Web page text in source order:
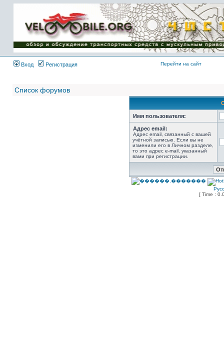
Имя пользователя:
Пароль:
{ LOG_ME_IN_SHORT
}
Вход
Регистрация Перейти на сайт
Список форумов
Имя пользователя:
Адрес email:
Адрес email, связанный с вашей
учётной записью. Если вы не
изменили его в Личном разделе,
то это адрес e-mail, указанный
вами при регистрации.
[ Time :